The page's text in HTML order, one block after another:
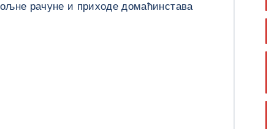
рачуне и приходе домаћинстава